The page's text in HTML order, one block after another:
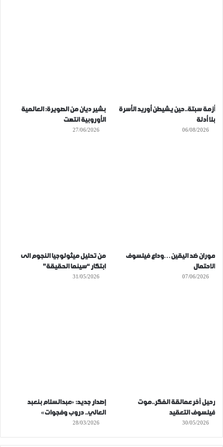
أزمة سبتة..حين يشيطن أوريد الأسرة
بلا أدلة
06/08/2026
بشير ديان من الصويرة: العالمية
الأوروبية انتهت
27/06/2026
موران ضد اليقين…وداع فيلسوف
الاحتمال
07/06/2026
من تحليل ميثولوجيا النجوم الى
ابتكار “سينما الحقيقة”
31/05/2026
رحيل آخر عمالقة الفكر..موت
فيلسوف التعقيد
30/05/2026
إصدار جديد: «عبدالسلام بنعبد
العالي.. دروب وفجوات»
28/03/2026